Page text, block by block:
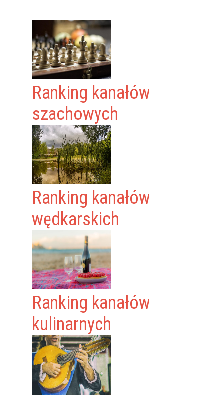
Ranking kanałów
szachowych
Ranking kanałów
wędkarskich
Ranking kanałów
kulinarnych